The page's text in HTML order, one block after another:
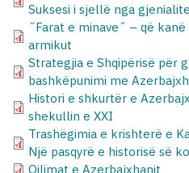
Suksesi i sjellë nga
˝Farat e minave˝ – që
armikut
Strategjia e Shqipërisë për
bashkëpunimi me
Histori e shkurtër e
shekullin e XXI
Trashëgimia e krishterë e
Një pasqyrë e historisë së
Qilimat e Azerbajxhanit